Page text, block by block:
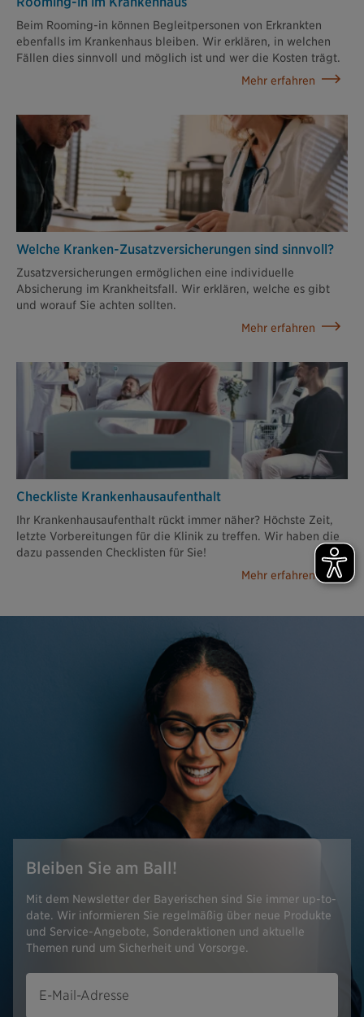
Beim Rooming-in können Begleitpersonen von Erkrankten
ebenfalls im Krankenhaus bleiben. Wir erklären, in welchen
Fällen dies sinnvoll und möglich ist und wer die Kosten trägt.
Mehr erfahren
Welche Kranken-Zusatzversiche­rungen sind sinnvoll?
Zusatzversicherungen ermöglichen eine individuelle
Absicherung im Krankheitsfall. Wir erklären, welche es gibt
und worauf Sie achten sollten.
Mehr erfahren
Checkliste Krankenhaus­aufenthalt
Ihr Krankenhausaufenthalt rückt immer näher? Höchste Zeit,
letzte Vorbereitungen für die Klinik zu treffen. Wir haben die
dazu passenden Checklisten für Sie!
Mehr erfahren
Bleiben Sie am Ball!
Mit dem Newsletter der Bayerischen sind Sie immer up-to-
date. Wir informieren Sie regelmäßig über neue Produkte
und Service-Angebote, Sonderaktionen und aktuelle
Themen rund um Sicherheit und Vorsorge.
E-Mail-Adresse